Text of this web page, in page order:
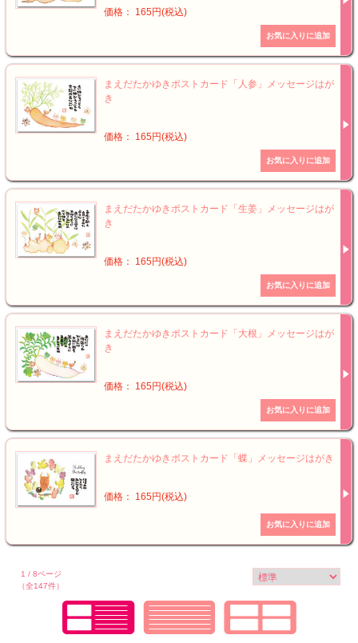
価格： 165円(税込)
まえだたかゆきポストカード「人参」メッセージはが
き
価格： 165円(税込)
まえだたかゆきポストカード「生姜」メッセージはが
き
価格： 165円(税込)
まえだたかゆきポストカード「大根」メッセージはが
き
価格： 165円(税込)
まえだたかゆきポストカード「蝶」メッセージはがき
価格： 165円(税込)
1 / 8ページ
（全147件）